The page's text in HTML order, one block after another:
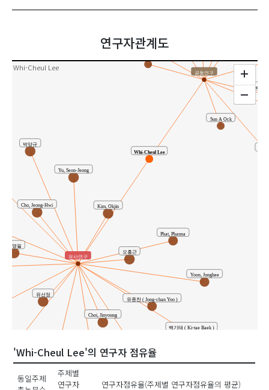
연구자관계도
Whi-Cheul Lee
Sun A Ock
Jae-
Cho, Jeong-Hwi
Choi, Jinyoung
Kim, Okjin
Kim, Youngpil
Park, Yang-Gyu
Phat, Phanna
Yoon, Junghee
Yu, Seon-Jeong
김영필
박양규
백기태 ( Ki-tae Baek )
오홍근
유선정
유종찬 ( Jong-chan Yoo )
Whi-Cheul Lee
공동연구
유사연구
'Whi-Cheul Lee'의 연구자 점유율
동일주제
주제별
연구자
연구자점유율(주제별 연구자점유율의 평균)